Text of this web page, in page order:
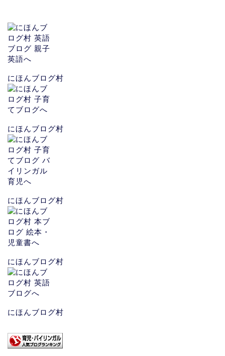
にほんブログ村
にほんブログ村
にほんブログ村
にほんブログ村
にほんブログ村